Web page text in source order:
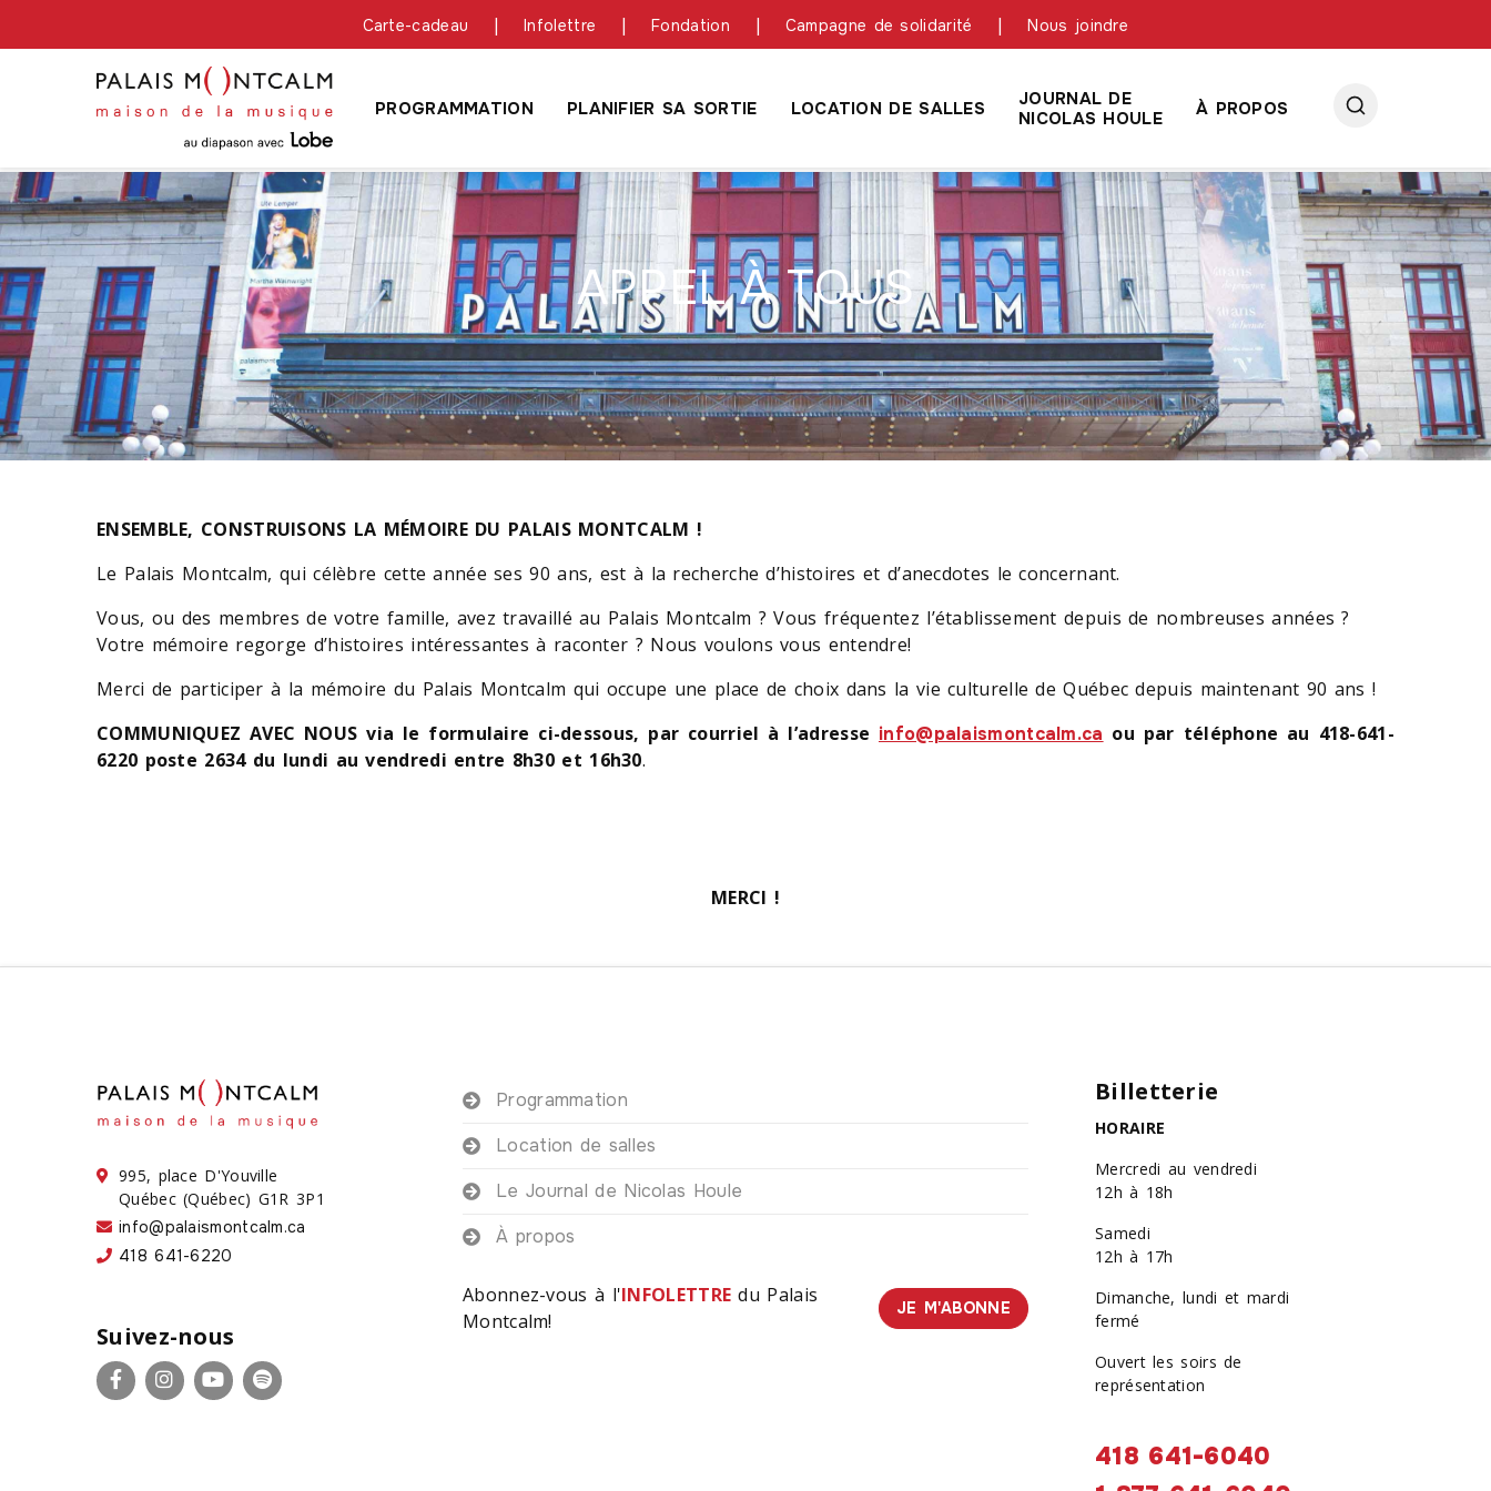
Carte-cadeau Infolettre Fondation Campagne de solidarité Nous joindre
PROGRAMMATION PLANIFIER SA SORTIE LOCATION DE SALLES
JOURNAL DE
NICOLAS HOULE
À PROPOS
APPEL À TOUS
Fil
d'ariane
ENSEMBLE, CONSTRUISONS LA MÉMOIRE DU PALAIS MONTCALM !
Le Palais Montcalm, qui célèbre cette année ses 90 ans, est à la recherche d’histoires et d’anecdotes le concernant.
Vous, ou des membres de votre famille, avez travaillé au Palais Montcalm ? Vous fréquentez l’établissement depuis de nombreuses années ?
Votre mémoire regorge d’histoires intéressantes à raconter ? Nous voulons vous entendre!
Merci de participer à la mémoire du Palais Montcalm qui occupe une place de choix dans la vie culturelle de Québec depuis maintenant 90 ans !
COMMUNIQUEZ AVEC NOUS via le formulaire ci-dessous, par courriel à l’adresse info@palaismontcalm.ca ou par téléphone au 418-641-
6220 poste 2634 du lundi au vendredi entre 8h30 et 16h30.
MERCI !
995, place D'Youville
Québec (Québec) G1R 3P1
info@palaismontcalm.ca
418 641-6220
Suivez-nous
FacebookInstagram
YouTubeSpotify
Programmation
Location de salles
Le Journal de Nicolas Houle
À propos
Abonnez-vous à l'INFOLETTRE du Palais
Montcalm!
JE M'ABONNE
Billetterie
HORAIRE
Mercredi au vendredi
12h à 18h
Samedi
12h à 17h
Dimanche, lundi et mardi
fermé
Ouvert les soirs de
représentation
418 641-6040